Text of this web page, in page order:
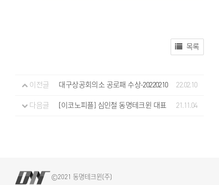
목록
이전글 대구상공회의소 공로패 수상-20220210 22.02.10
다음글 [이코노피플] 심인철 동명테크윈 대표 21.11.04
©2021 동명테크윈(주)